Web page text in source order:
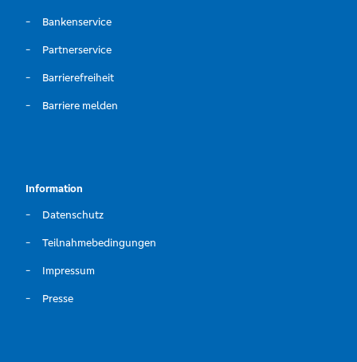
Bankenservice
Partnerservice
Barrierefreiheit
Barriere melden
Information
Datenschutz
Teilnahmebedingungen
Impressum
Presse